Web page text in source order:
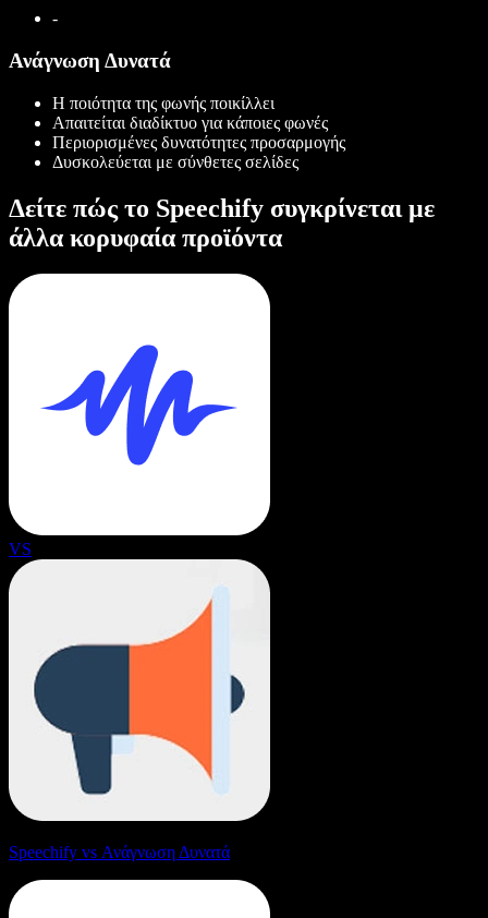
-
Ανάγνωση Δυνατά
Η ποιότητα της φωνής ποικίλλει
Απαιτείται διαδίκτυο για κάποιες φωνές
Περιορισμένες δυνατότητες προσαρμογής
Δυσκολεύεται με σύνθετες σελίδες
Δείτε πώς το Speechify συγκρίνεται με
άλλα κορυφαία προϊόντα
VS
Speechify vs Ανάγνωση Δυνατά